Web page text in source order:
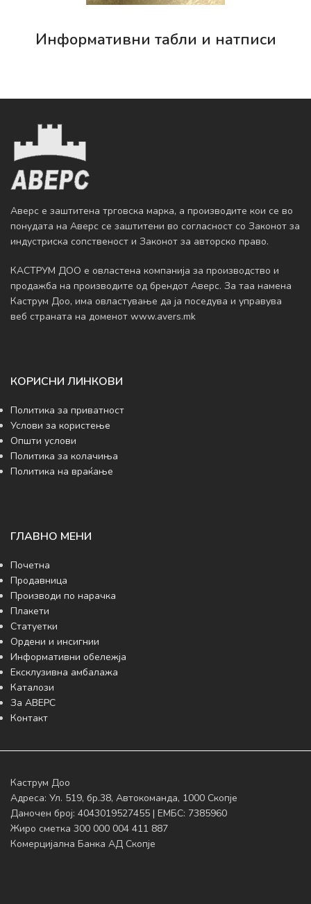
Информативни табли и натписи
Аверс е заштитена трговска марка, а производите кои се во
понудата на Аверс се заштитени во согласност со Законот за
индустриска сопственост и Законот за авторско право.
КАСТРУМ ДОО е овластена компанија за производство и
продажба на производите од брендот Аверс. За таа намена
Каструм Доо, има овластување да ja поседува и управува
веб страната на доменот www.avers.mk
КОРИСНИ ЛИНКОВИ
Политика за приватност
Услови за користење
Општи услови
Политика за колачиња
Политика на враќање
ГЛАВНО МЕНИ
Почетна
Продавница
Производи по нарачка
Плакети
Статуетки
Ордени и инсигнии
Информативни обележја
Ексклузивна амбалажа
Каталози
За АВЕРС
Контакт
Каструм Доо
Адреса: Ул. 519, бр.38, Автокоманда, 1000 Скопје
Даночен број: 4043019527455 | ЕМБС: 7385960
Жиро сметка 300 000 004 411 887
Комерцијална Банка АД Скопје